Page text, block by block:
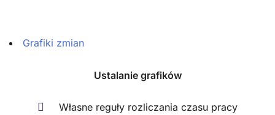
Grafiki zmian
Ustalanie grafików
Własne reguły rozliczania czasu pracy